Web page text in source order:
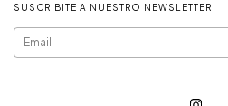
SUSCRIBITE A NUESTRO NEWSLETTER